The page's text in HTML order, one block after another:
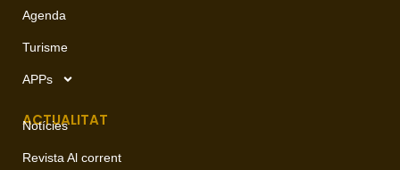
Agenda
Turisme
APPs
ACTUALITAT
Notícies
Revista Al corrent